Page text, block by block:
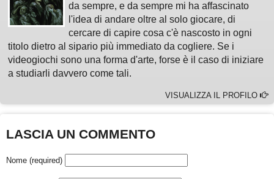
da sempre, e da sempre mi ha affascinato
l'idea di andare oltre al solo giocare, di
cercare di capire cosa c'è nascosto in ogni
titolo dietro al sipario più immediato da cogliere. Se i
videogiochi sono una forma d'arte, forse è il caso di iniziare
a studiarli davvero come tali.
VISUALIZZA IL PROFILO
LASCIA UN COMMENTO
Nome (required)